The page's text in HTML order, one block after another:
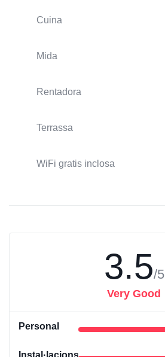
Cuina
Mida
Rentadora
Terrassa
WiFi gratis inclosa
3.5/5
Very Good
Personal